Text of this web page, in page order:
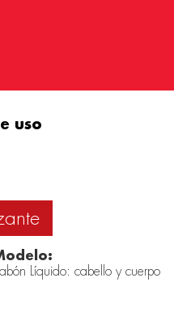
uso
Jabón Líquido: cabello y cuerpo